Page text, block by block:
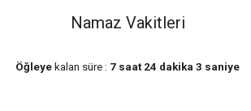
Namaz Vakitleri
Öğleyekalan süre : 7 saat 24 dakika 2 saniye